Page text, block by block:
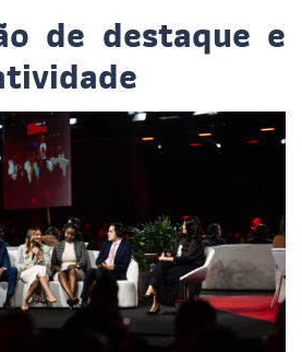
de destaque e